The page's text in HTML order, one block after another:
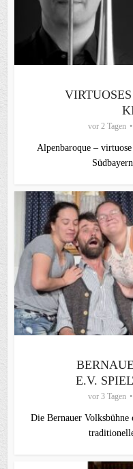
vor 2 Tagen
Alpenbaroque –
E.V.
vor 3 Tagen
Die Bernauer